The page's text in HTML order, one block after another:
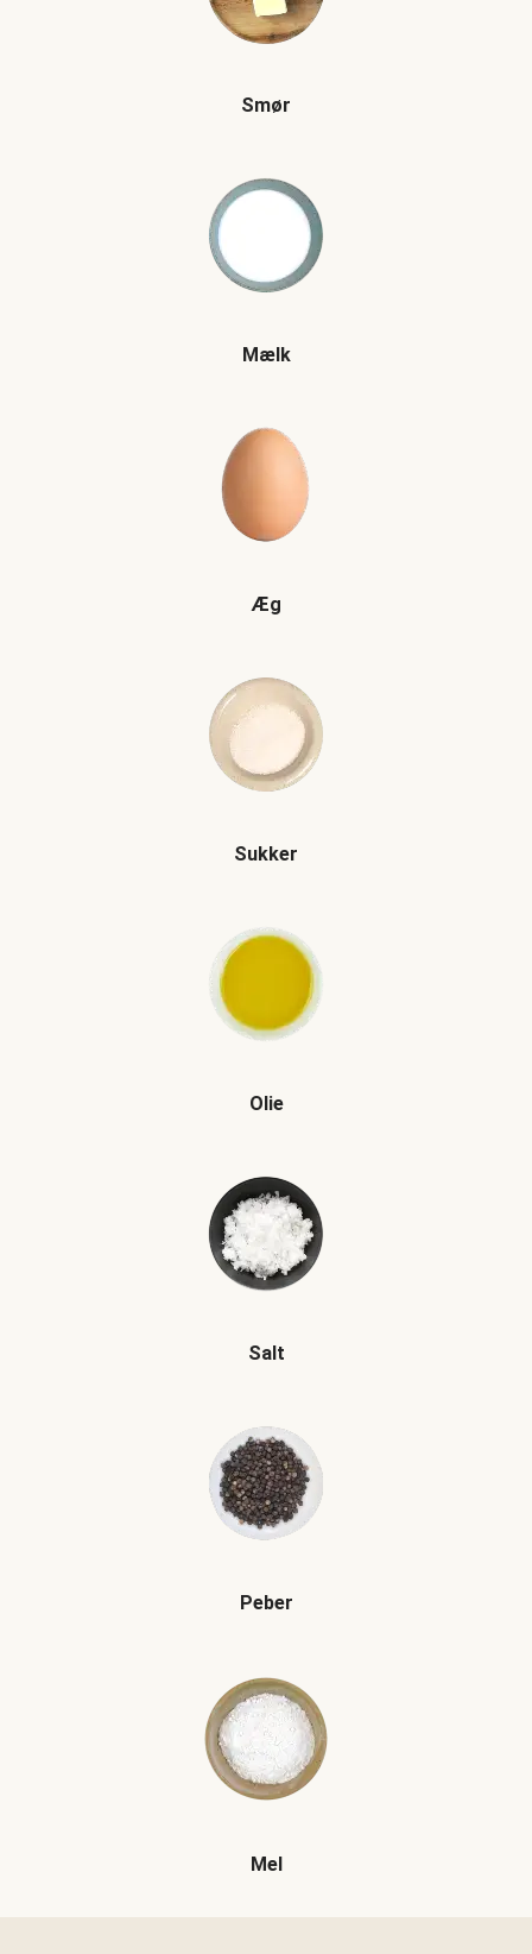
Smør
Mælk
Æg
Sukker
Olie
Salt
Peber
Mel